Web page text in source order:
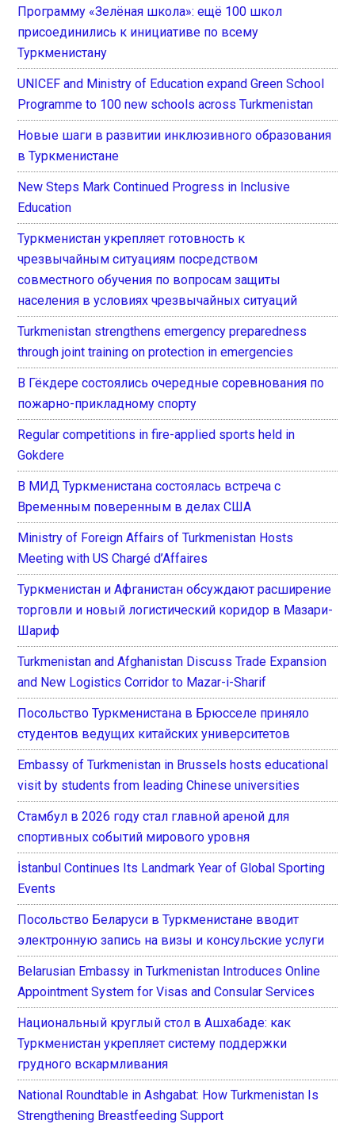
Программу «Зелёная школа»: ещё 100 школ
присоединились к инициативе по всему
Туркменистану
UNICEF and Ministry of Education expand Green School
Programme to 100 new schools across Turkmenistan
Новые шаги в развитии инклюзивного образования
в Туркменистане
New Steps Mark Continued Progress in Inclusive
Education
Туркменистан укрепляет готовность к
чрезвычайным ситуациям посредством
совместного обучения по вопросам защиты
населения в условиях чрезвычайных ситуаций
Turkmenistan strengthens emergency preparedness
through joint training on protection in emergencies
В Гёкдере состоялись очередные соревнования по
пожарно-прикладному спорту
Regular competitions in fire-applied sports held in
Gokdere
В МИД Туркменистана состоялась встреча с
Временным поверенным в делах США
Ministry of Foreign Affairs of Turkmenistan Hosts
Meeting with US Chargé d’Affaires
Туркменистан и Афганистан обсуждают расширение
торговли и новый логистический коридор в Мазари-
Шариф
Turkmenistan and Afghanistan Discuss Trade Expansion
and New Logistics Corridor to Mazar-i-Sharif
Посольство Туркменистана в Брюсселе приняло
студентов ведущих китайских университетов
Embassy of Turkmenistan in Brussels hosts educational
visit by students from leading Chinese universities
Стамбул в 2026 году стал главной ареной для
спортивных событий мирового уровня
İstanbul Continues Its Landmark Year of Global Sporting
Events
Посольство Беларуси в Туркменистане вводит
электронную запись на визы и консульские услуги
Belarusian Embassy in Turkmenistan Introduces Online
Appointment System for Visas and Consular Services
Национальный круглый стол в Ашхабаде: как
Туркменистан укрепляет систему поддержки
грудного вскармливания
National Roundtable in Ashgabat: How Turkmenistan Is
Strengthening Breastfeeding Support